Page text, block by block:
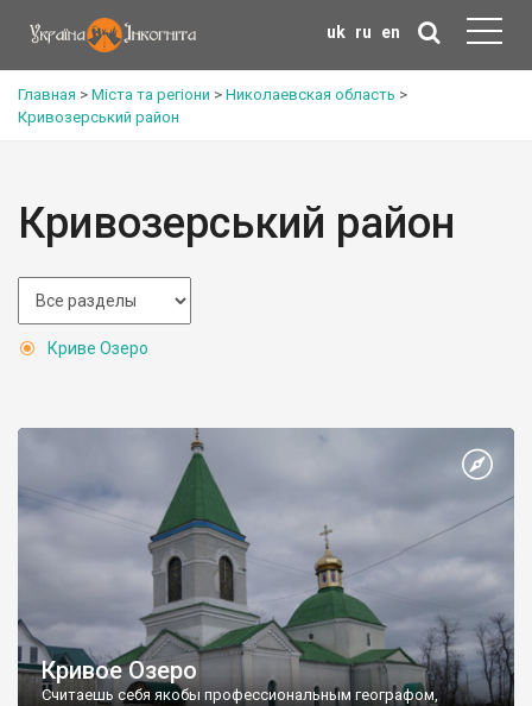
uk ru en
Главная > Міста та регіони > Николаевская область >
Кривозерський район
Кривозерський район
Криве Озеро
Кривое Озеро
Считаешь себя якобы профессиональным географом,